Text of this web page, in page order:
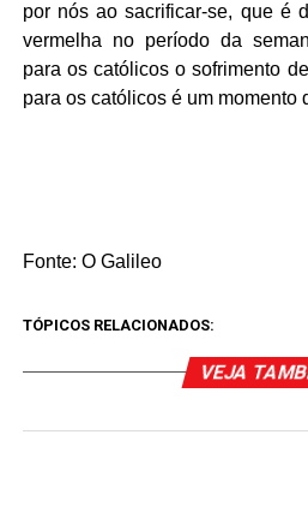
por nós ao sacrificar-se, que é
vermelha no período da
para os católicos o sofrimento
para os católicos é um momento
Fonte: O Galileo
TÓPICOS RELACIONADOS:
VEJA